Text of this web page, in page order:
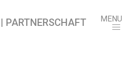
PARTNERSCHAFT MENU